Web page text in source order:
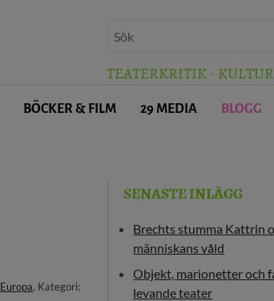
TEATERKRITIK -
BÖCKER & FILM 29 MEDIA BLOGG
Europa, Kategori:
SENASTE INLÄGG
Brechts stumma Kattrin
människans våld
Objekt, marionetter och
levande teater